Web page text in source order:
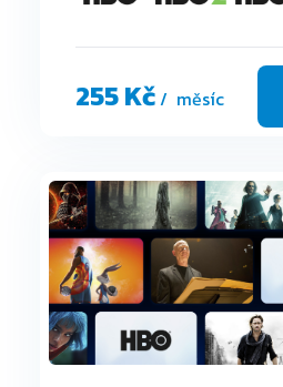
255 Kč/ měsíc